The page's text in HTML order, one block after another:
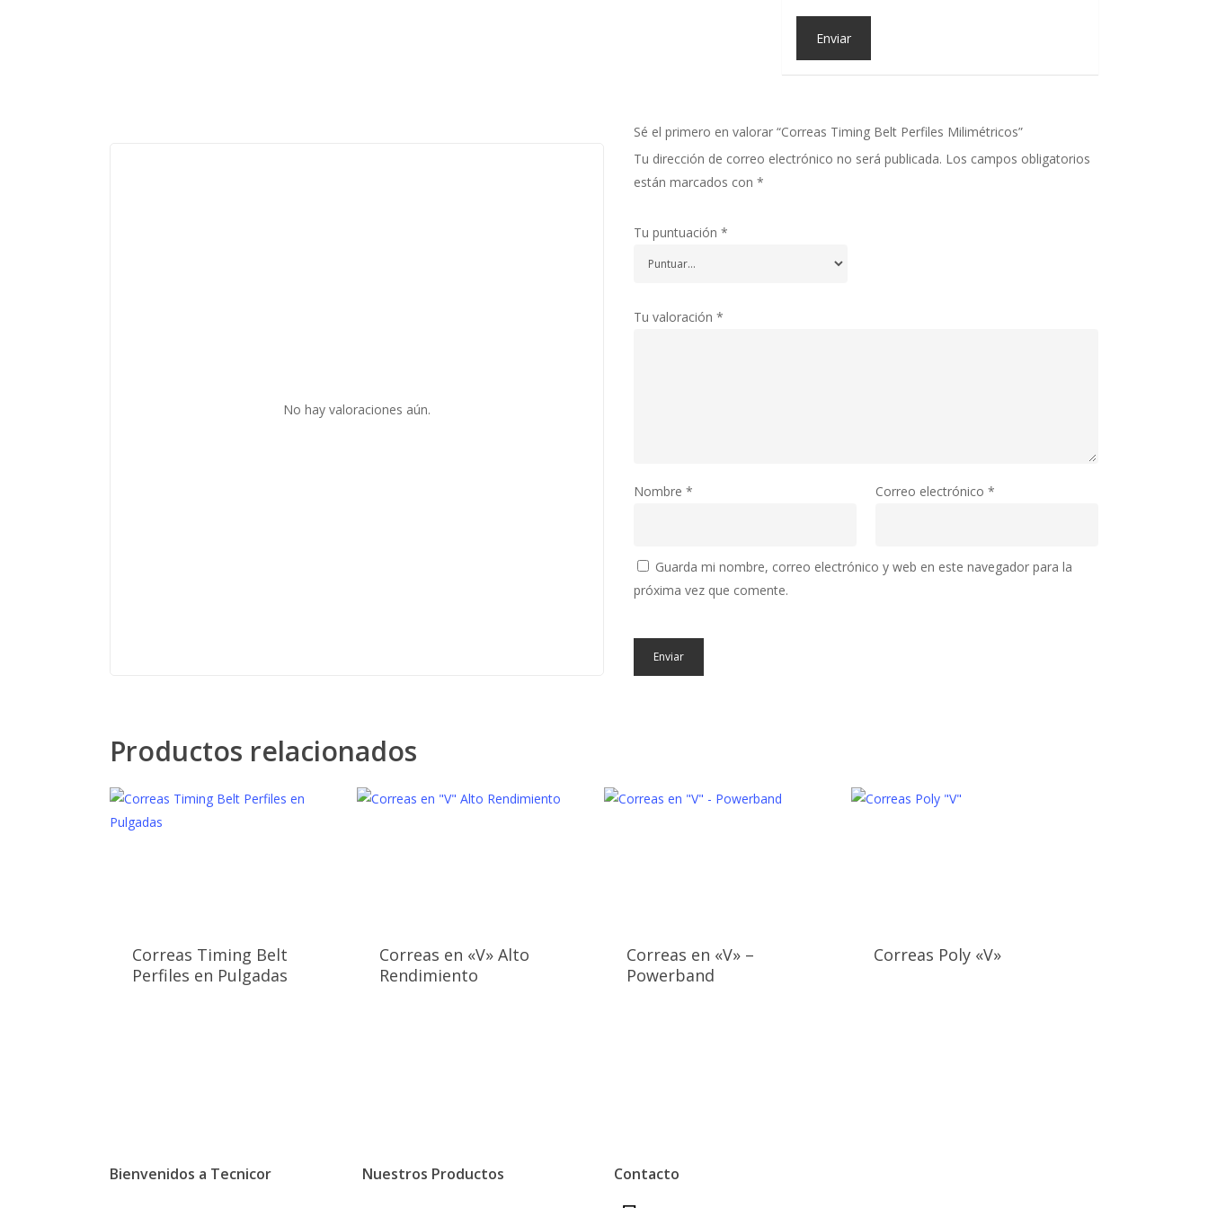
No hay valoraciones aún.
Sé el primero en valorar “Correas Timing Belt Perfiles Milimétricos”
Tu dirección de correo electrónico no será publicada. Los campos obligatorios
están marcados con *
Tu puntuación *
Tu valoración *
Nombre * Correo electrónico *
Guarda mi nombre, correo electrónico y web en este navegador para la
próxima vez que comente.
Productos relacionados
Correas Timing Belt
Perfiles en Pulgadas
Correas en «V» Alto
Rendimiento
Correas en «V» –
Powerband
Correas Poly «V»
Bienvenidos a Tecnicor
Nuestros Productos
Contacto